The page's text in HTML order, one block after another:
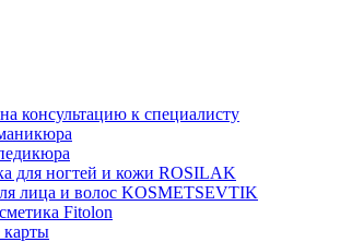
консультацию к специалисту
для ногтей и кожи ROSILAK
лица и волос KOSMETSEVTIK
Fitolon